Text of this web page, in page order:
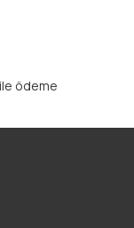
ödeme